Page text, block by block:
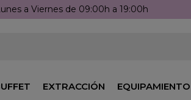
a Viernes de 09:00h a 19:00h
EXTRACCIÓN EQUIPAMIENTO